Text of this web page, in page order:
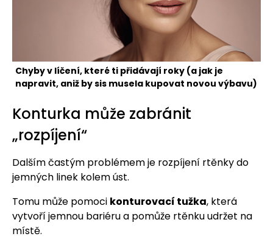
Chyby v líčení, které ti přidávají roky (a jak je
napravit, aniž by sis musela kupovat novou výbavu)
Konturka může zabránit
„rozpíjení“
Dalším častým problémem je rozpíjení rtěnky do
jemných linek kolem úst.
Tomu může pomoci konturovací tužka, která
vytvoří jemnou bariéru a pomůže rtěnku udržet na
místě.